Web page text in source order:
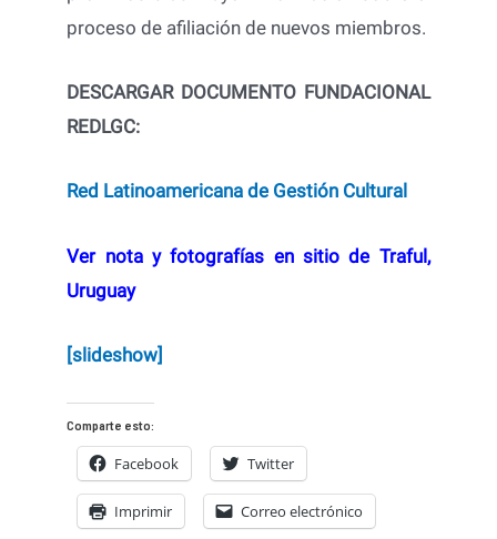
proceso de afiliación de nuevos miembros.
DESCARGAR DOCUMENTO FUNDACIONAL
REDLGC:
Red Latinoamericana de Gestión Cultural
Ver nota y fotografías en sitio de Traful,
Uruguay
[slideshow]
Comparte esto:
Facebook Twitter
Imprimir Correo electrónico